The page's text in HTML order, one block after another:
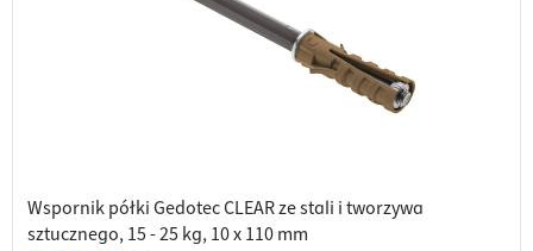
Wspornik półki Gedotec CLEAR ze stali i tworzywa
sztucznego, 15 - 25 kg, 10 x 110 mm